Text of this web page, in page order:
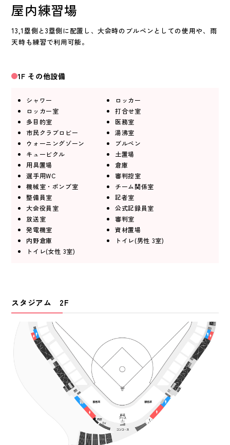
屋内練習場
13,1塁側と3塁側に配置し、大会時のブルペンとしての使用や、雨
天時も練習で利用可能。
1F その他設備
シャワー
ロッカー
ロッカー室
打合せ室
多目的室
医務室
市民クラブロビー
湯沸室
ウォーニングゾーン
ブルペン
キュービクル
土置場
用具置場
倉庫
選手用WC
審判控室
機械室・ポンプ室
チーム関係室
整備員室
記者室
大会役員室
公式記録員室
放送室
審判室
発電機室
資材置場
内野倉庫
トイレ(男性 3室)
トイレ(女性 3室)
スタジアム 2F